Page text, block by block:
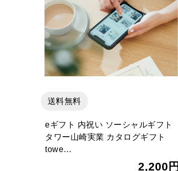
送料無料
eギフト 内祝い ソーシャルギフト
タワー山崎実業 カタログギフト
towe…
2,200円